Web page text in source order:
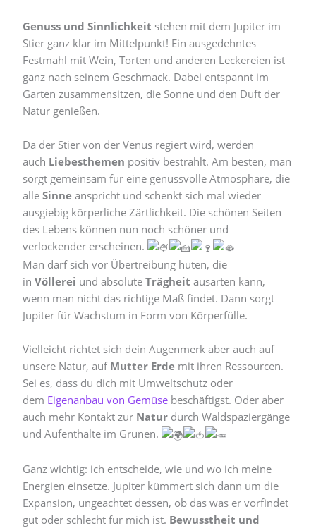
Genuss und Sinnlichkeit stehen mit dem Jupiter im
Stier ganz klar im Mittelpunkt! Ein ausgedehntes
Festmahl mit Wein, Torten und anderen Leckereien ist
ganz nach seinem Geschmack. Dabei entspannt im
Garten zusammensitzen, die Sonne und den Duft der
Natur genießen.
Da der Stier von der Venus regiert wird, werden
auch Liebesthemen positiv bestrahlt. Am besten, man
sorgt gemeinsam für eine genussvolle Atmosphäre, die
alleSinne anspricht und schenkt sich mal wieder
ausgiebig körperliche Zärtlichkeit. Die schönen Seiten
des Lebens können nun noch schöner und
verlockender erscheinen.
Man darf sich vor Übertreibung hüten, die
inVöllerei und absoluteTrägheit ausarten kann,
wenn man nicht das richtige Maß findet. Dann sorgt
Jupiter für Wachstum in Form von Körperfülle.
Vielleicht richtet sich dein Augenmerk aber auch auf
unsere Natur, auf Mutter Erde mit ihren Ressourcen.
Sei es, dass du dich mit Umweltschutz oder
dem Eigenanbau von Gemüse beschäftigst. Oder aber
auch mehr Kontakt zur Natur durch Waldspaziergänge
und Aufenthalte im Grünen.
Ganz wichtig: ich entscheide, wie und wo ich meine
Energien einsetze. Jupiter kümmert sich dann um die
Expansion, ungeachtet dessen, ob das was er vorfindet
gut oder schlecht für mich ist. Bewusstheit und